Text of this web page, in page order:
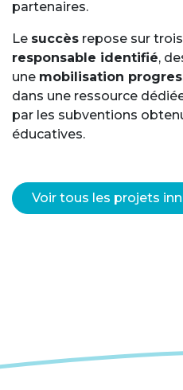
partenaires.
Le succès repose sur
responsable identifié,
une mobilisation
dans une ressource
par les subventions
éducatives.
Voir tous les projets